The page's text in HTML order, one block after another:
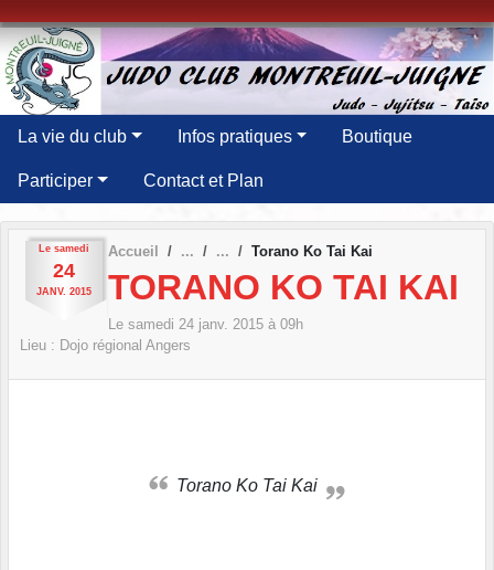
La vie du club Infos pratiques Boutique
Participer Contact et Plan
Le samedi
24
JANV. 2015
Accueil Torano Ko Tai Kai
TORANO KO TAI KAI
Le samedi 24 janv. 2015 à 09h
Lieu : Dojo régional Angers
Torano Ko Tai Kai